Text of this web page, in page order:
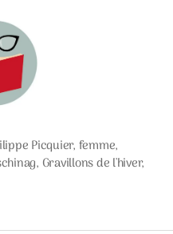
Picquier, femme,
, Gravillons de l'hiver,